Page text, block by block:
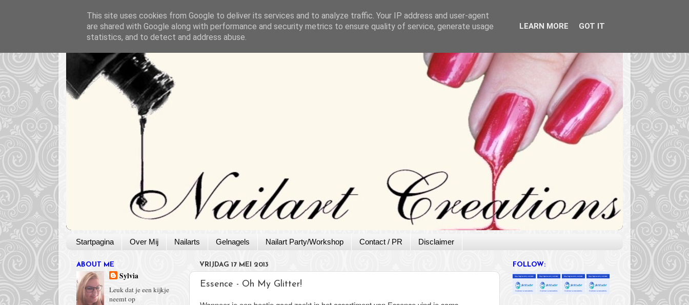
Startpagina Over Mij Nailarts Gelnagels Nailart Party/Workshop Contact / PR Disclaimer
VRIJDAG 17 MEI 2013
Essence - Oh My Glitter!
ABOUT ME
Sylvia
Leuk dat je een kijkje
neemt op
FOLLOW:
This site uses cookies from Google to deliver its services and to analyze traffic. Your IP address and user-agent
are shared with Google along with performance and security metrics to ensure quality of service, generate usage
statistics, and to detect and address abuse.
LEARN MORE GOT IT